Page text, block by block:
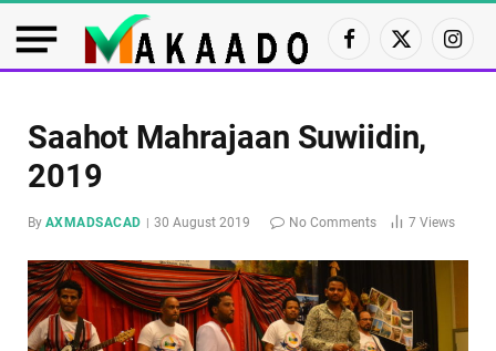
Facebook
X
(Twitter)
Saahot Mahrajaan Suwiidin,
2019
By AXMADSACAD 30 August 2019 No Comments 7 Views